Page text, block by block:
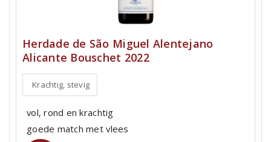
Herdade de São Miguel Alentejano
Alicante Bouschet 2022
Krachtig, stevig
vol, rond en krachtig
goede match met vlees